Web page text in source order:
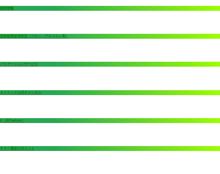
採用情報
規制物質使用状況（フロン・アスベスト等）
バリデーションサービス
タイテック公式チャンネル
X（旧Twitter）
チラー選定のポイント